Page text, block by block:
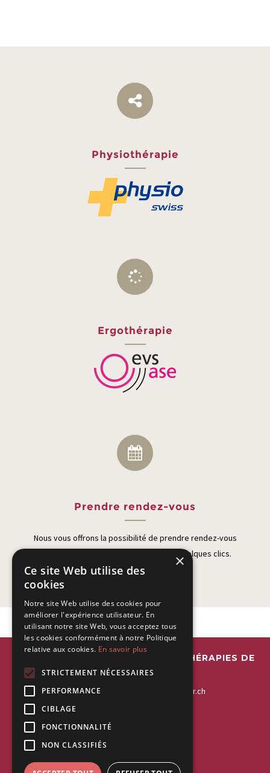
Physiothérapie
Ergothérapie
Prendre rendez-vous
Nous vous offrons la possibilité de prendre rendez-vous
directement sur notre site internet en quelques clics.
ESPACE INTERDISCIPLINAIRE DE THÉRAPIES DE
LA RIVIERA
Tel:+41 21 963 55 22 contact@eitr.ch
EITR Montreux
Rue de la Gare 21
1820 Montreux
EITR Vevey
×
Ce site Web utilise des
cookies
Notre site Web utilise des cookies pour
améliorer l'expérience utilisateur. En
utilisant notre site Web, vous acceptez tous
les cookies conformément à notre Politique
relative aux cookies. En savoir plus
STRICTEMENT NÉCESSAIRES
PERFORMANCE
CIBLAGE
FONCTIONNALITÉ
NON CLASSIFIÉS